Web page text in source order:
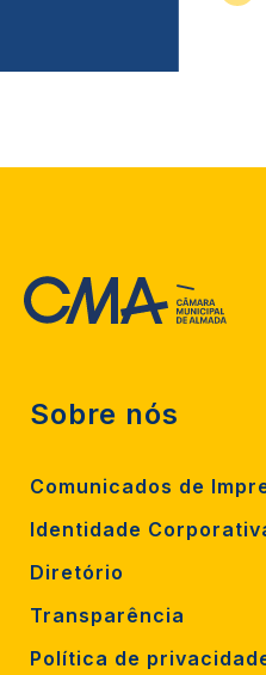
Sobre nós
Comunicados de
Identidade
Diretório
Transparência
Política de